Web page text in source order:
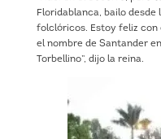
Floridablanca, bailo desde
folclóricos. Estoy feliz con
el nombre de Santander
Torbellino”, dijo la reina.